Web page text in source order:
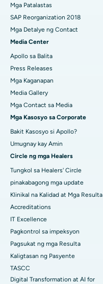
Mga Patalastas
SAP Reorganization 2018
Mga Detalye ng Contact
Media Center
Apollo sa Balita
Press Releases
Mga Kaganapan
Media Gallery
Mga Contact sa Media
Mga Kasosyo sa Corporate
Bakit Kasosyo si Apollo?
Umugnay kay Amin
Circle ng mga Healers
Tungkol sa Healers' Circle
pinakabagong mga update
Klinikal na Kalidad at Mga Resulta
Accreditations
IT Excellence
Pagkontrol sa impeksyon
Pagsukat ng mga Resulta
Kaligtasan ng Pasyente
TASCC
Digital Transformation at AI for